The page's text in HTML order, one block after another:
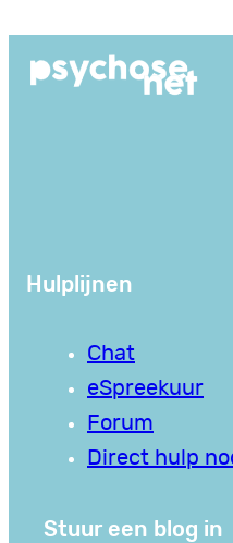
naar
Hulplijnen
Chat
eSpreekuur
Forum
Direct hulp
Stuur een blog in